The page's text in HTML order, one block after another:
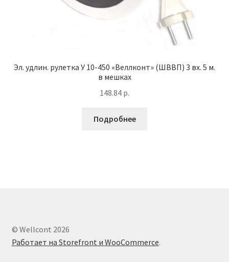
Эл. удлин. рулетка У 10-450 «Веллконт» (ШВВП) 3 вх. 5 м.
в мешках
148.84 р.
Подробнее
© Wellcont 2026
Работает на Storefront и WooCommerce.